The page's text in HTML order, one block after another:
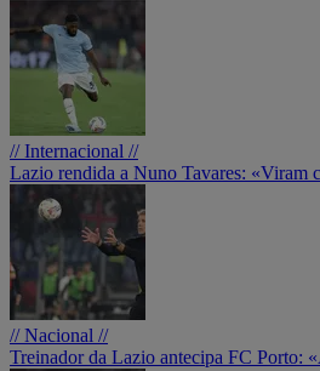
// Internacional //
Lazio rendida a Nuno Tavares: «Viram
// Nacional //
Treinador da Lazio antecipa FC Porto: